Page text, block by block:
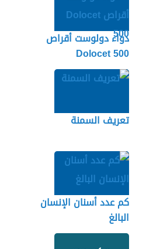
دواء دولوست أقراص
Dolocet 500
تعريف السمنة
كم عدد أسنان الإنسان
البالغ